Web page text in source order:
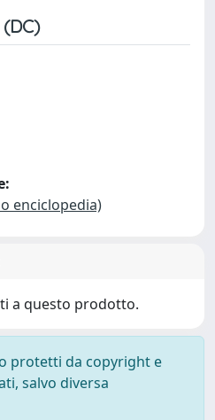
enciclopedia)
a questo prodotto.
protetti da copyright e
salvo diversa